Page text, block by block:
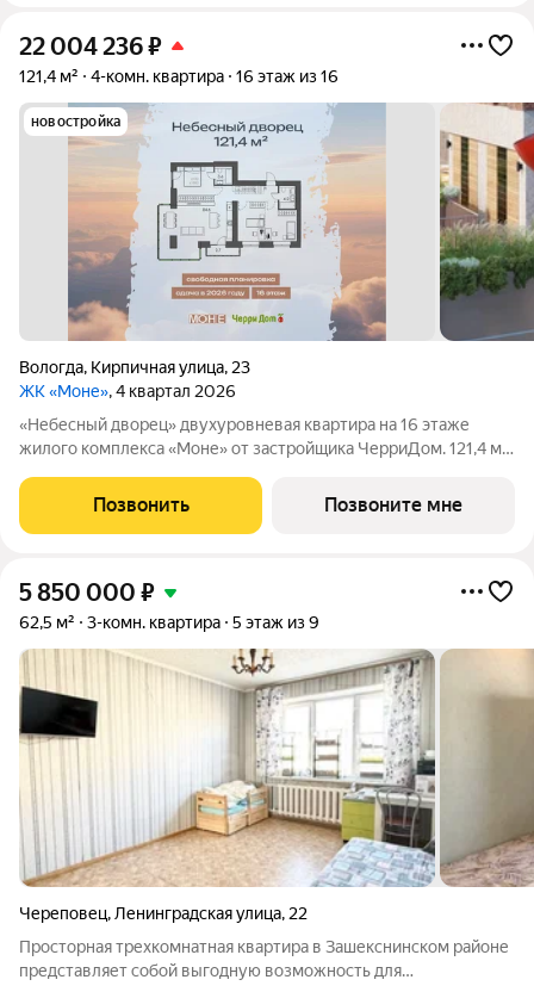
22 004 236₽
121,4 м² 4-комн. квартира 16 этаж из 16
новостройка
Вологда, Кирпичная улица, 23
ЖК «Моне», 4 квартал 2026
«Небесный дворец» двухуровневая квартира на 16 этаже
жилого комплекса «Моне» от застройщика ЧерриДом. 121,4 м,
это не квартира, это произведение архитектурного искусства
на вершине дома. 60
Позвонить Позвоните мне
5 850 000 ₽
62,5 м² 3-комн. квартира 5 этаж из 9
Череповец, Ленинградская улица, 22
Просторная трехкомнатная квартира в Зашекснинском районе
представляет собой выгодную возможность для